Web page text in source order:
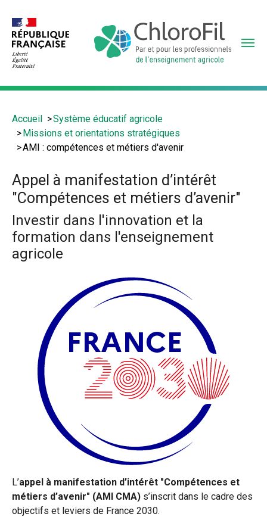
contenu
principal
Vous
êtes
Accueil
Système éducatif agricole
Missions et orientations stratégiques
AMI : compétences et métiers d'avenir
Appel à manifestation d’intérêt
"Compétences et métiers d’avenir"
Investir dans l'innovation et la
formation dans l'enseignement
agricole
L’appel à manifestation d’intérêt "Compétences et
métiers d’avenir" (AMI CMA) s’inscrit dans le cadre des
objectifs et leviers de France 2030.